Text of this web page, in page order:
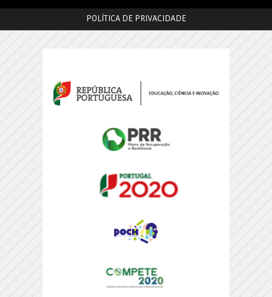
POLÍTICA DE PRIVACIDADE